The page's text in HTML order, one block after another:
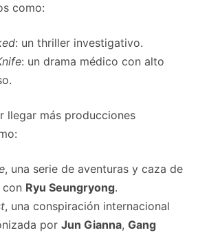
como:
: un thriller investigativo.
: un drama médico con alto
llegar más producciones
, una serie de aventuras y caza de
Ryu Seungryong.
, una conspiración internacional
por Jun Gianna, Gang